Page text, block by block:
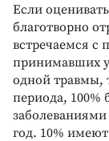
Если
благотворно
встречаемся с
принимавших
одной травмы,
периода,
заболеваниями
год. 10%